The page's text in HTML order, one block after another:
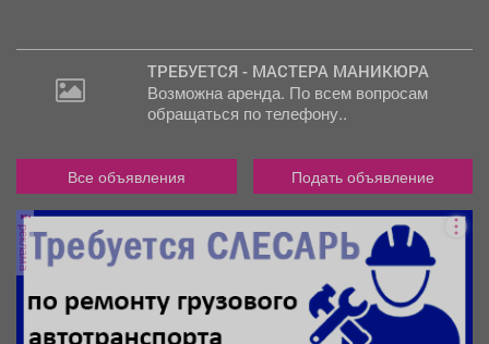
ТРЕБУЕТСЯ - МАСТЕРА МАНИКЮРА
Возможна аренда. По всем вопросам
обращаться по телефону..
Все объявления Подать объявление
реклама